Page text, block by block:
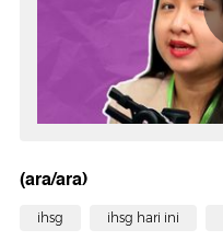
(ara/ara)
ihsg ihsg hari ini